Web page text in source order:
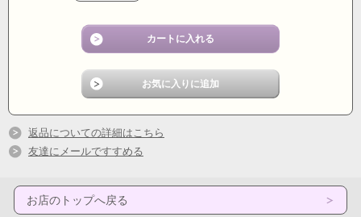
返品についての詳細はこちら
友達にメールですすめる
お店のトップへ戻る